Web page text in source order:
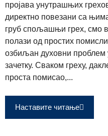
пројава унутрашњих
директно повезани са
груб спољашњи грех, смо
полази од простих
озбиљан духовни проблем
зачетку. Сваком греху,
проста помисао,...
Наставите читање